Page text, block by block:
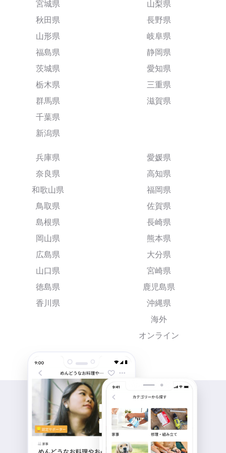
宮城県
秋田県
山形県
福島県
茨城県
栃木県
群馬県
千葉県
新潟県
山梨県
長野県
岐阜県
静岡県
愛知県
三重県
滋賀県
兵庫県
奈良県
和歌山県
鳥取県
島根県
岡山県
広島県
山口県
徳島県
香川県
愛媛県
高知県
福岡県
佐賀県
長崎県
熊本県
大分県
宮崎県
鹿児島県
沖縄県
海外
オンライン